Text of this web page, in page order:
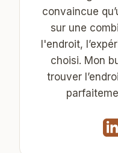
convaincue
sur une
l'endroit,
choisi. Mon
trouver